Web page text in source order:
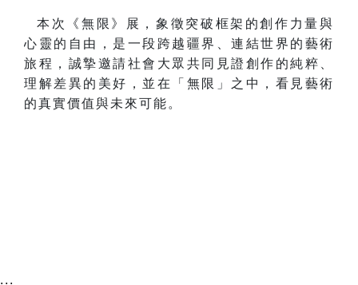
本次《無限》展，象徵突破框架的創作力量與
心靈的自由，是一段跨越疆界、連結世界的藝術
旅程，誠摯邀請社會大眾共同見證創作的純粹、
理解差異的美好，並在「無限」之中，看見藝術
的真實價值與未來可能。